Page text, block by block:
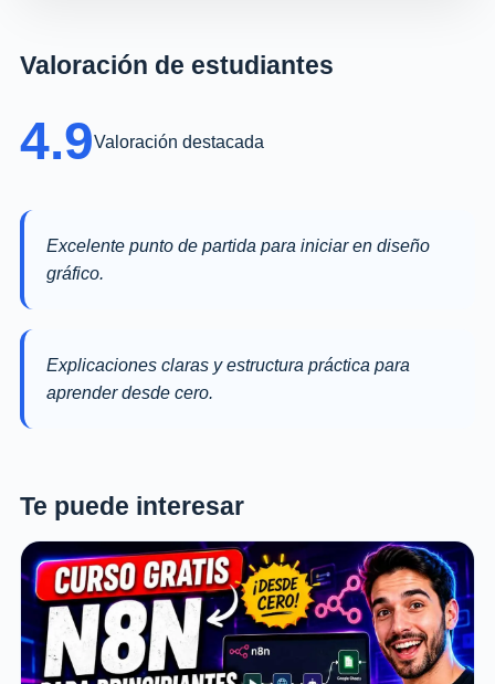
Valoración de estudiantes
4.9Valoración destacada
Excelente punto de partida para iniciar en diseño
gráfico.
Explicaciones claras y estructura práctica para
aprender desde cero.
Te puede interesar